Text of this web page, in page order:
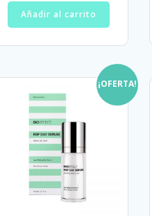
Añadir al carrito
¡OFERTA!